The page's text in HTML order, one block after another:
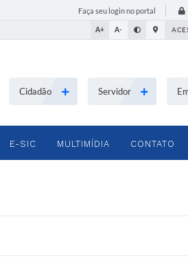
Faça seu login no portal
A+ A-
Cidadão Servidor
E-SIC MULTIMÍDIA CONTATO